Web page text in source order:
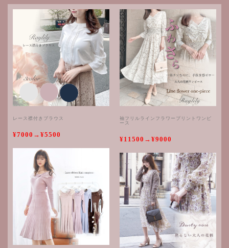
レース襟付きブラウス
¥7000→¥5500
袖フリルラインフラワープリントワンピ
ース
¥11500→¥9000